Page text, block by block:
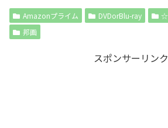
Amazonプライム DVDorBlu-ray ☆
邦画
スポンサーリンク